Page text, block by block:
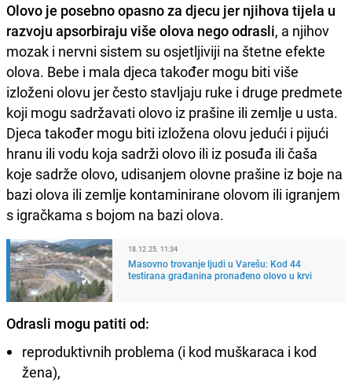
Olovo je posebno opasno za djecu jer njihova tijela u
razvoju apsorbiraju više olova nego odrasli, a njihov
mozak i nervni sistem su osjetljiviji na štetne efekte
olova. Bebe i mala djeca također mogu biti više
izloženi olovu jer često stavljaju ruke i druge predmete
koji mogu sadržavati olovo iz prašine ili zemlje u usta.
Djeca također mogu biti izložena olovu jedući i pijući
hranu ili vodu koja sadrži olovo ili iz posuđa ili čaša
koje sadrže olovo, udisanjem olovne prašine iz boje na
bazi olova ili zemlje kontaminirane olovom ili igranjem
s igračkama s bojom na bazi olova.
18.12.25. 11:34
Masovno trovanje ljudi u Varešu: Kod 44
testirana građanina pronađeno olovo u krvi
Odrasli mogu patiti od:
reproduktivnih problema (i kod muškaraca i kod
žena),